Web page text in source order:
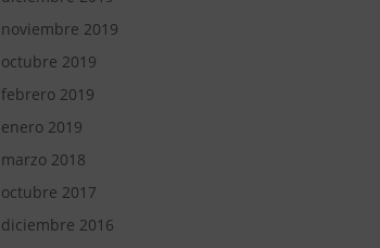
noviembre 2019
octubre 2019
febrero 2019
enero 2019
marzo 2018
octubre 2017
diciembre 2016